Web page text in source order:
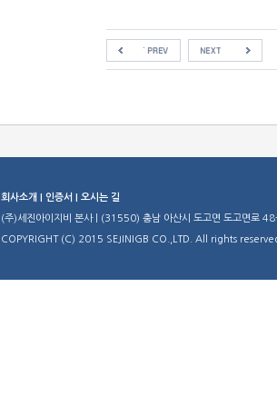
회사소개 | 인증서 | 오시는 길
(주)세진아이지비 본사 | (31550) 충남 아산시 도고면 도고
COPYRIGHT (C) 2015 SEJINIGB CO.,LTD. All rights